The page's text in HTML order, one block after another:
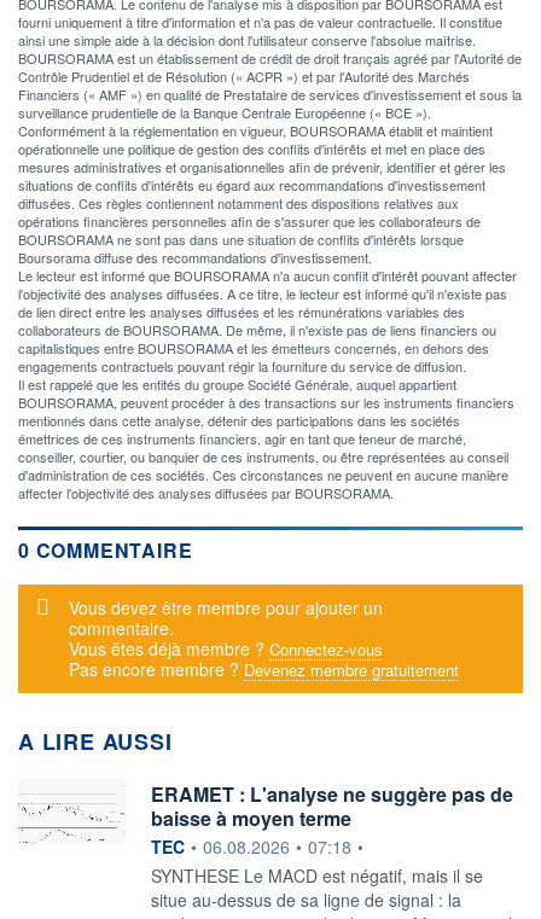
fourni uniquement à titre d'information et n'a pas de valeur contractuelle. Il constitue
ainsi une simple aide à la décision dont l'utilisateur conserve l'absolue maîtrise.
BOURSORAMA est un établissement de crédit de droit français agréé par l'Autorité de
Contrôle Prudentiel et de Résolution (« ACPR ») et par l'Autorité des Marchés
Financiers (« AMF ») en qualité de Prestataire de services d'investissement et sous la
surveillance prudentielle de la Banque Centrale Européenne (« BCE »).
Conformément à la réglementation en vigueur, BOURSORAMA établit et maintient
opérationnelle une politique de gestion des conflits d'intérêts et met en place des
mesures administratives et organisationnelles afin de prévenir, identifier et gérer les
situations de conflits d'intérêts eu égard aux recommandations d'investissement
diffusées. Ces règles contiennent notamment des dispositions relatives aux
opérations financières personnelles afin de s'assurer que les collaborateurs de
BOURSORAMA ne sont pas dans une situation de conflits d'intérêts lorsque
Boursorama diffuse des recommandations d'investissement.
Le lecteur est informé que BOURSORAMA n'a aucun conflit d'intérêt pouvant affecter
l'objectivité des analyses diffusées. A ce titre, le lecteur est informé qu'il n'existe pas
de lien direct entre les analyses diffusées et les rémunérations variables des
collaborateurs de BOURSORAMA. De même, il n'existe pas de liens financiers ou
capitalistiques entre BOURSORAMA et les émetteurs concernés, en dehors des
engagements contractuels pouvant régir la fourniture du service de diffusion.
Il est rappelé que les entités du groupe Société Générale, auquel appartient
BOURSORAMA, peuvent procéder à des transactions sur les instruments financiers
mentionnés dans cette analyse, détenir des participations dans les sociétés
émettrices de ces instruments financiers, agir en tant que teneur de marché,
conseiller, courtier, ou banquier de ces instruments, ou être représentées au conseil
d'administration de ces sociétés. Ces circonstances ne peuvent en aucune manière
affecter l'objectivité des analyses diffusées par BOURSORAMA.
0 COMMENTAIRE
Message d'alerte
Vous devez être membre pour ajouter un
commentaire.
Vous êtes déjà membre ? Connectez-vous
Pas encore membre ? Devenez membre gratuitement
A LIRE AUSSI
ERAMET : L'analyse ne suggère pas de
baisse à moyen terme
information fournie par
TEC • 06.08.2026 • 07:18 •
SYNTHESE Le MACD est négatif, mais il se
situe au-dessus de sa ligne de signal : la